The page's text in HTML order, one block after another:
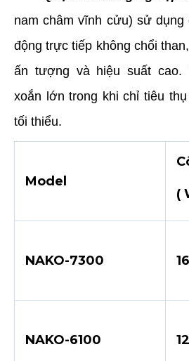
nam châm vĩnh cửu) sử dụng
động trực tiếp không chổi
ấn tượng và hiệu suất cao.
xoắn lớn trong khi chỉ tiêu
tối thiểu.
Model
(
NAKO-7300
NAKO-6100